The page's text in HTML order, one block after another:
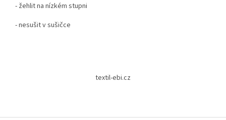
- žehlit na nízkém stupni
- nesušit v sušičce
textil-ebi.cz